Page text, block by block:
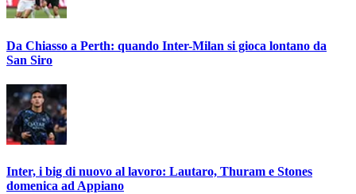
Da Chiasso a Perth: quando Inter-Milan si gioca lontano da
San Siro
Inter, i big di nuovo al lavoro: Lautaro, Thuram e Stones
domenica ad Appiano